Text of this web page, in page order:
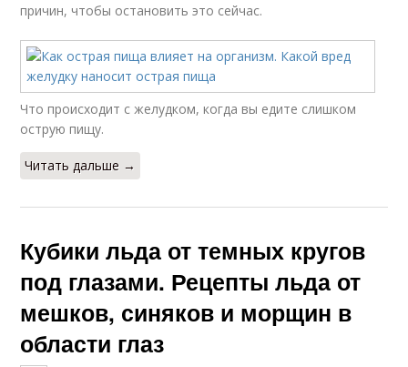
причин, чтобы остановить это сейчас.
Что происходит с желудком, когда вы едите слишком
острую пищу.
Читать дальше →
Кубики льда от темных кругов
под глазами. Рецепты льда от
мешков, синяков и морщин в
области глаз